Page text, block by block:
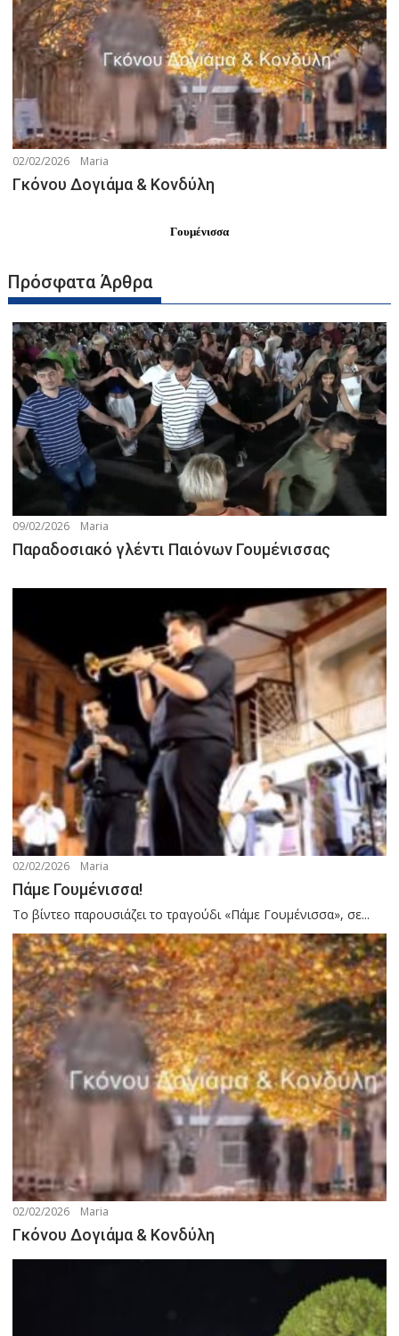
02/02/2026 Maria
Γκόνου Δογιάμα & Κονδύλη
Γουμένισσα
Πρόσφατα Άρθρα
09/02/2026 Maria
Παραδοσιακό γλέντι Παιόνων Γουμένισσας
02/02/2026 Maria
Πάμε Γουμένισσα!
Το βίντεο παρουσιάζει το τραγούδι «Πάμε Γουμένισσα», σε...
02/02/2026 Maria
Γκόνου Δογιάμα & Κονδύλη